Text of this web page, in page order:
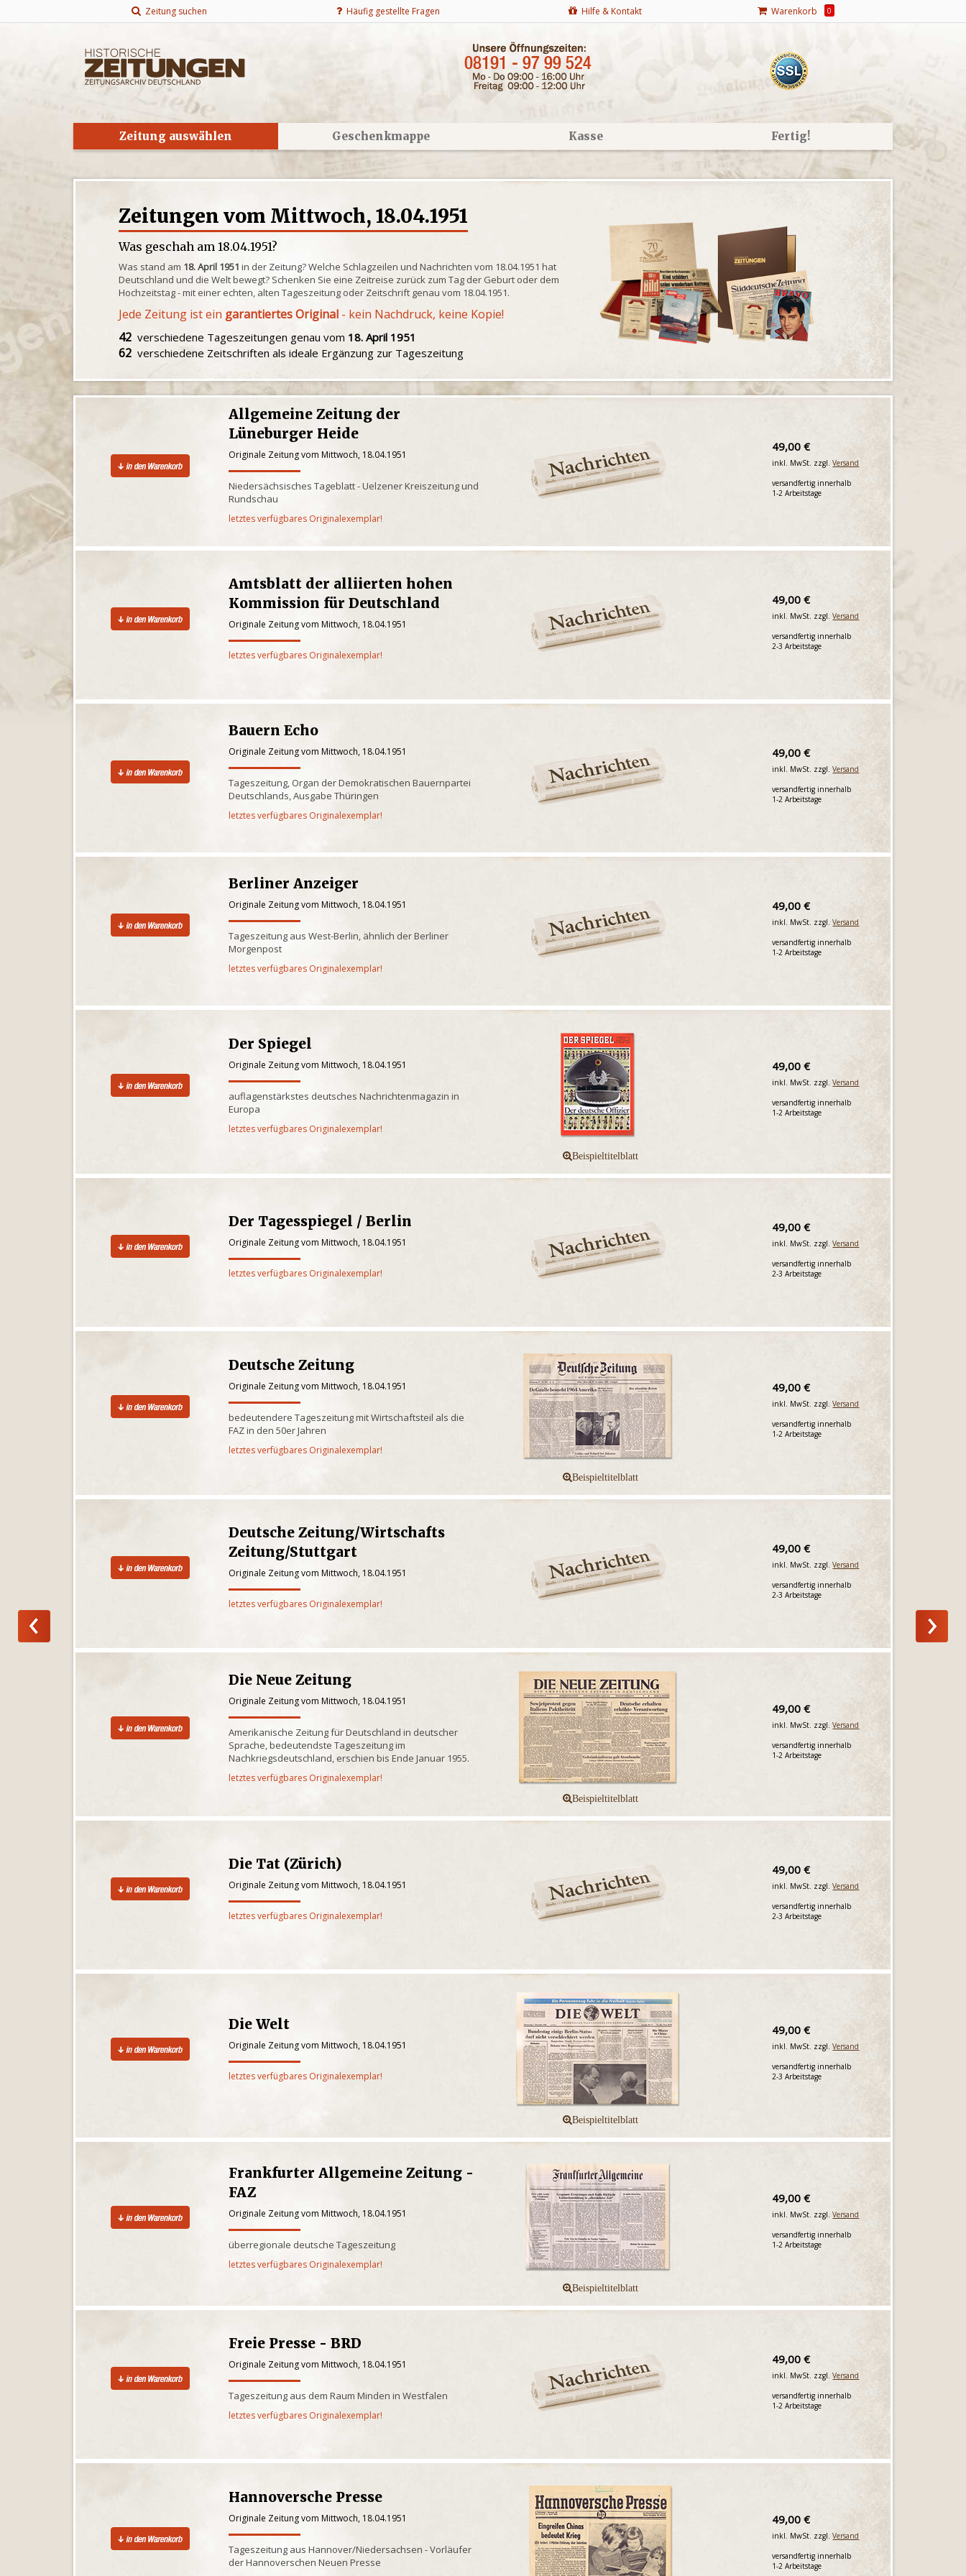
Zeitung suchen Häufig gestellte Fragen Hilfe & Kontakt Warenkorb 0
Zeitung auswählen Geschenkmappe Kasse Fertig!
Zeitungen vom Mittwoch, 18.04.1951
Was geschah am 18.04.1951?
Was stand am 18. April 1951 in der Zeitung? Welche Schlagzeilen und Nachrichten vom 18.04.1951 hat
Deutschland und die Welt bewegt? Schenken Sie eine Zeitreise zurück zum Tag der Geburt oder dem
Hochzeitstag - mit einer echten, alten Tageszeitung oder Zeitschrift genau vom 18.04.1951.
Jede Zeitung ist ein garantiertes Original - kein Nachdruck, keine Kopie!
42 verschiedene Tageszeitungen genau vom 18. April 1951
62 verschiedene Zeitschriften als ideale Ergänzung zur Tageszeitung
Allgemeine Zeitung der
Lüneburger Heide
Originale Zeitung vom Mittwoch, 18.04.1951
Niedersächsisches Tageblatt - Uelzener Kreiszeitung und
Rundschau
letztes verfügbares Originalexemplar!
49,00 €
inkl. MwSt. zzgl.Versand
versandfertig innerhalb
1-2 Arbeitstage
Amtsblatt der alliierten hohen
Kommission für Deutschland
Originale Zeitung vom Mittwoch, 18.04.1951
letztes verfügbares Originalexemplar!
49,00 €
inkl. MwSt. zzgl.Versand
versandfertig innerhalb
2-3 Arbeitstage
Bauern Echo
Originale Zeitung vom Mittwoch, 18.04.1951
Tageszeitung, Organ der Demokratischen Bauernpartei
Deutschlands, Ausgabe Thüringen
letztes verfügbares Originalexemplar!
49,00 €
inkl. MwSt. zzgl.Versand
versandfertig innerhalb
1-2 Arbeitstage
Berliner Anzeiger
Originale Zeitung vom Mittwoch, 18.04.1951
Tageszeitung aus West-Berlin, ähnlich der Berliner
Morgenpost
letztes verfügbares Originalexemplar!
49,00 €
inkl. MwSt. zzgl.Versand
versandfertig innerhalb
1-2 Arbeitstage
Der Spiegel
Originale Zeitung vom Mittwoch, 18.04.1951
auflagenstärkstes deutsches Nachrichtenmagazin in
Europa
letztes verfügbares Originalexemplar!
49,00 €
inkl. MwSt. zzgl.Versand
versandfertig innerhalb
1-2 Arbeitstage
Der Tagesspiegel / Berlin
Originale Zeitung vom Mittwoch, 18.04.1951
letztes verfügbares Originalexemplar!
49,00 €
inkl. MwSt. zzgl.Versand
versandfertig innerhalb
2-3 Arbeitstage
Deutsche Zeitung
Originale Zeitung vom Mittwoch, 18.04.1951
bedeutendere Tageszeitung mit Wirtschaftsteil als die
FAZ in den 50er Jahren
letztes verfügbares Originalexemplar!
49,00 €
inkl. MwSt. zzgl.Versand
versandfertig innerhalb
1-2 Arbeitstage
Deutsche Zeitung/Wirtschafts
Zeitung/Stuttgart
Originale Zeitung vom Mittwoch, 18.04.1951
letztes verfügbares Originalexemplar!
49,00 €
inkl. MwSt. zzgl.Versand
versandfertig innerhalb
2-3 Arbeitstage
Die Neue Zeitung
Originale Zeitung vom Mittwoch, 18.04.1951
Amerikanische Zeitung für Deutschland in deutscher
Sprache, bedeutendste Tageszeitung im
Nachkriegsdeutschland, erschien bis Ende Januar 1955.
letztes verfügbares Originalexemplar!
49,00 €
inkl. MwSt. zzgl.Versand
versandfertig innerhalb
1-2 Arbeitstage
Die Tat (Zürich)
Originale Zeitung vom Mittwoch, 18.04.1951
letztes verfügbares Originalexemplar!
49,00 €
inkl. MwSt. zzgl.Versand
versandfertig innerhalb
2-3 Arbeitstage
Die Welt
Originale Zeitung vom Mittwoch, 18.04.1951
letztes verfügbares Originalexemplar!
49,00 €
inkl. MwSt. zzgl.Versand
versandfertig innerhalb
2-3 Arbeitstage
Frankfurter Allgemeine Zeitung -
FAZ
Originale Zeitung vom Mittwoch, 18.04.1951
überregionale deutsche Tageszeitung
letztes verfügbares Originalexemplar!
49,00 €
inkl. MwSt. zzgl.Versand
versandfertig innerhalb
1-2 Arbeitstage
Freie Presse - BRD
Originale Zeitung vom Mittwoch, 18.04.1951
Tageszeitung aus dem Raum Minden in Westfalen
letztes verfügbares Originalexemplar!
49,00 €
inkl. MwSt. zzgl.Versand
versandfertig innerhalb
1-2 Arbeitstage
Hannoversche Presse
Originale Zeitung vom Mittwoch, 18.04.1951
Tageszeitung aus Hannover/Niedersachsen - Vorläufer
der Hannoverschen Neuen Presse
49,00 €
inkl. MwSt. zzgl.Versand
versandfertig innerhalb
1-2 Arbeitstage